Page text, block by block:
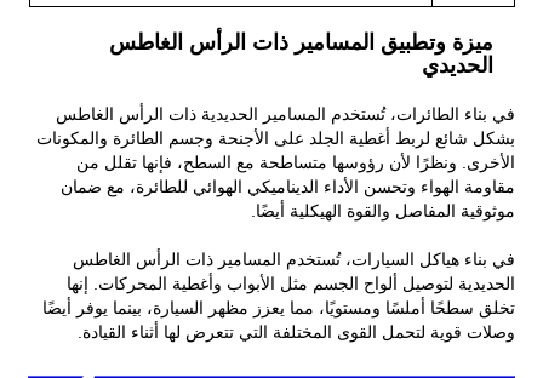
ميزة وتطبيق المسامير ذات الرأس الغاطس
الحديدي
في بناء الطائرات، تُستخدم المسامير الحديدية ذات الرأس الغاطس
بشكل شائع لربط أغطية الجلد على الأجنحة وجسم الطائرة والمكونات
الأخرى. ونظرًا لأن رؤوسها متساطحة مع السطح، فإنها تقلل من
مقاومة الهواء وتحسن الأداء الديناميكي الهوائي للطائرة، مع ضمان
موثوقية المفاصل والقوة الهيكلية أيضًا.
في بناء هياكل السيارات، تُستخدم المسامير ذات الرأس الغاطس
الحديدية لتوصيل ألواح الجسم مثل الأبواب وأغطية المحركات. إنها
تخلق سطحًا أملسًا ومستويًا، مما يعزز مظهر السيارة، بينما يوفر أيضًا
وصلات قوية لتحمل القوى المختلفة التي تتعرض لها أثناء القيادة.